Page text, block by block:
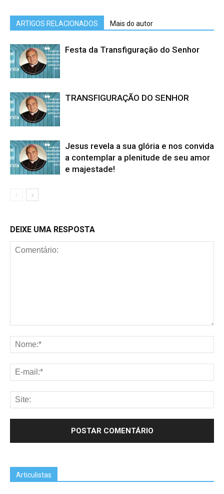
ARTIGOS RELACIONADOS Mais do autor
Festa da Transfiguração do Senhor
TRANSFIGURAÇÃO DO SENHOR
Jesus revela a sua glória e nos convida
a contemplar a plenitude de seu amor
e majestade!
DEIXE UMA RESPOSTA
Articulistas